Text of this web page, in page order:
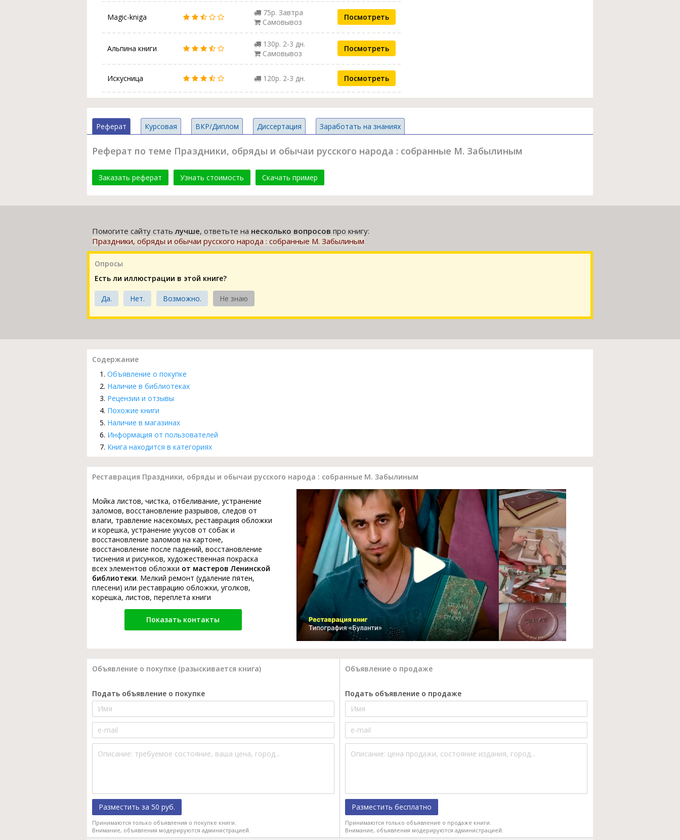
Magic-kniga
75р. Завтра
Самовывоз
Посмотреть
Альпина книги
130р. 2-3 дн.
Самовывоз
Посмотреть
Искусница 120р. 2-3 дн. Посмотреть
Реферат Курсовая ВКР/Диплом Диссертация Заработать на знаниях
Реферат по теме Праздники, обряды и обычаи русского народа : собранные М. Забылиным
Заказать реферат Узнать стоимость Скачать пример
Помогите сайту статьлучше, ответьте на несколько вопросов про книгу:
Праздники, обряды и обычаи русского народа : собранные М. Забылиным
Опросы
Есть ли иллюстрации в этой книге?
Да. Нет. Возможно. Не знаю
Содержание
Объявление о покупке
Наличие в библиотеках
Рецензии и отзывы
Похожие книги
Наличие в магазинах
Информация от пользователей
Книга находится в категориях
Реставрация Праздники, обряды и обычаи русского народа : собранные М. Забылиным
Мойка листов, чистка, отбеливание, устранение
заломов, восстановление разрывов, следов от
влаги, травление насекомых, реставрация обложки
и корешка, устранение укусов от собак и
восстановление заломов на картоне,
восстановление после падений, восстановление
тиснения и рисунков, художественная покраска
всех элементов обложки от мастеров Ленинской
библиотеки. Мелкий ремонт (удаление пятен,
плесени) или реставрацию обложки, уголков,
корешка, листов, переплета книги
Показать контакты
Объявление о покупке (разыскивается книга) Объявление о продаже
Подать объявление о покупке
Разместить за 50 руб.
Принимаются только объявления о покупке книги.
Внимание, объявления модерируются администрацией.
Подать объявление о продаже
Разместить бесплатно
Принимаются только объявление о продаже книги.
Внимание, объявления модерируются администрацией.